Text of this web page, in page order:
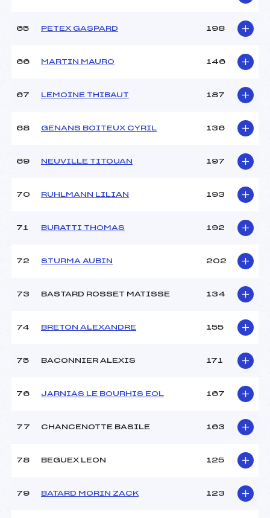
65 PETEX GASPARD 198
66 MARTIN MAURO 146
67 LEMOINE THIBAUT 187
68 GENANS BOITEUX CYRIL 136
69 NEUVILLE TITOUAN 197
70 RUHLMANN LILIAN 193
71 BURATTI THOMAS 192
72 STURMA AUBIN 202
73 BASTARD ROSSET MATISSE 134
74 BRETON ALEXANDRE 155
75 BACONNIER ALEXIS 171
76 JARNIAS LE BOURHIS EOL 167
77 CHANCENOTTE BASILE 163
78 BEGUEX LEON 125
79 BATARD MORIN ZACK 123